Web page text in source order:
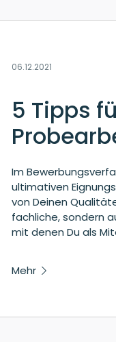
06.12.2021
5 Tipps
Im
ultimativen
von Deinen
fachliche, sondern
mit denen Du als
Mehr